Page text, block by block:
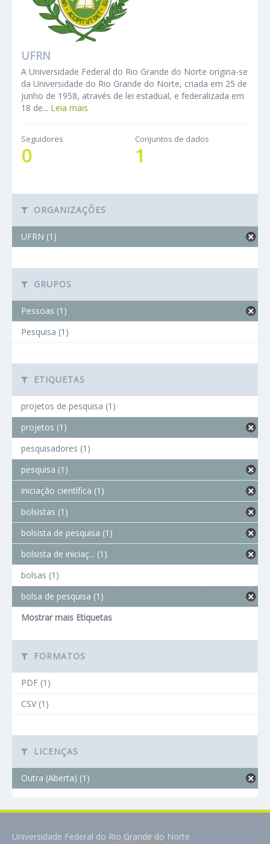
UFRN
A Universidade Federal do Rio Grande do Norte origina-se
da Universidade do Rio Grande do Norte, criada em 25 de
junho de 1958, através de lei estadual, e federalizada em
18 de... Leia mais
Seguidores
0
Conjuntos de dados
1
ORGANIZAÇÕES
UFRN (1)
GRUPOS
Pessoas (1)
Pesquisa (1)
ETIQUETAS
projetos de pesquisa (1)
projetos (1)
pesquisadores (1)
pesquisa (1)
iniciação científica (1)
bolsistas (1)
bolsista de pesquisa (1)
bolsista de iniciaç... (1)
bolsas (1)
bolsa de pesquisa (1)
Mostrar mais Etiquetas
FORMATOS
PDF (1)
CSV (1)
LICENÇAS
Outra (Aberta) (1)
Universidade Federal do Rio Grande do Norte